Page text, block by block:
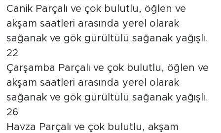
Canik Parçalı ve çok bulutlu, öğlen ve
akşam saatleri arasında yerel olarak
sağanak ve gök gürültülü sağanak yağışlı.
22
Çarşamba Parçalı ve çok bulutlu, öğlen ve
akşam saatleri arasında yerel olarak
sağanak ve gök gürültülü sağanak yağışlı.
26
Havza Parçalı ve çok bulutlu, akşam